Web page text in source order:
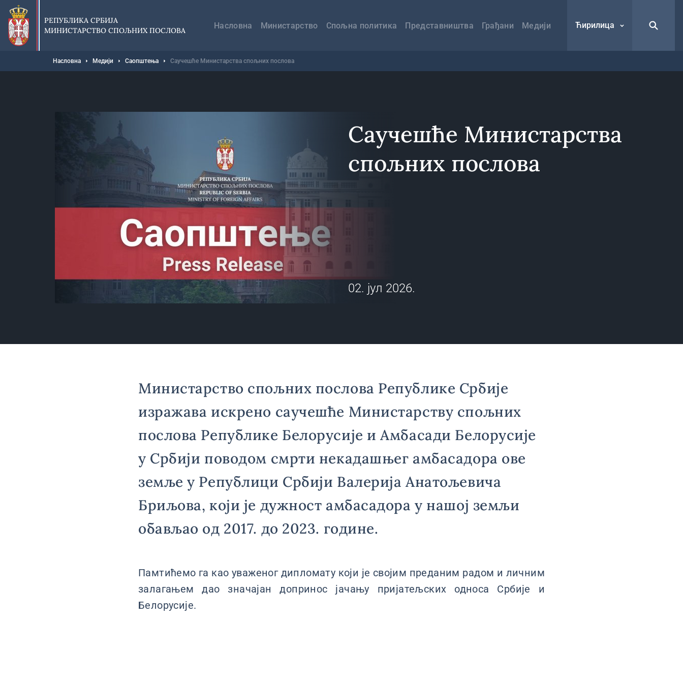
Прескочи
главни
део
садржаја
РЕПУБЛИКА СРБИЈА
МИНИСТАРСТВО СПОЉНИХ ПОСЛОВА
навигација
Насловна Министарство Спољна политика Представништва Грађани Медији Ћирилица
Мрвице
Насловна Медији Саопштења Саучешће Министарства спољних послова
Саучешће Министарства
спољних послова
02. јул 2026.
Министарство спољних послова Републике Србије
изражава искрено саучешће Министарству спољних
послова Републике Белорусије и Амбасади Белорусије
у Србији поводом смрти некадашњег амбасадора ове
земље у Републици Србији Валерија Анатољевича
Бриљова, који је дужност амбасадора у нашој земљи
обављао од 2017. до 2023. године.
Памтићемо га као уваженог дипломату који је својим преданим радом и личним
залагањем дао значајан допринос јачању пријатељских односа Србије и
Белорусије.